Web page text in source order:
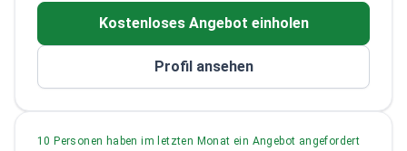
Aesthetic Plastic Surgery
als auch auf kosmetische Verbesserungen
Kostenloses Angebot einholen
Profil ansehen
10 Personen haben im letzten Monat ein Angebot angefordert